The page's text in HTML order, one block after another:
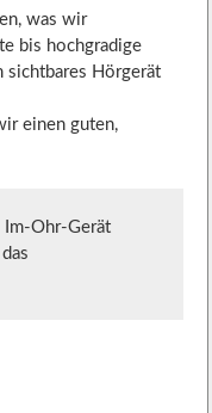
was wir
bis hochgradige
sichtbares Hörgerät
einen guten,
Im-Ohr-Gerät